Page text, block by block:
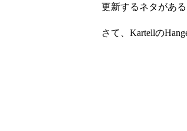
更新するネタがある
さて、Kartellの